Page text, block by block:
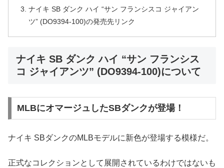
ナイキ SB ダンク ハイ “サン フランシスコ ジャイアン
ツ” (DO9394-100)の発売先リンク
ナイキ SB ダンク ハイ “サン フランシス
コ ジャイアンツ” (DO9394-100)について
MLBにオマージュしたSBダンクが登場！
ナイキ SBダンクのMLBモデルに新色が登場する模様だ。
正式なコレクションとして展開されているわけではないも